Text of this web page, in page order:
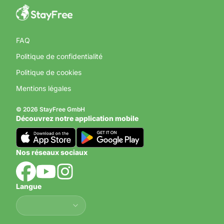
FAQ
Politique de confidentialité
Politique de cookies
Mentions légales
© 2026 StayFree GmbH
Découvrez notre application mobile
Nos réseaux sociaux
Langue
Langue